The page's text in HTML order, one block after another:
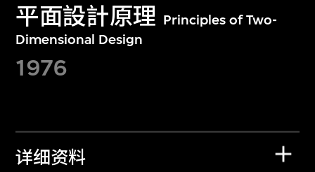
平面設計原理 Principles of Two-
Dimensional Design
1976
详细资料